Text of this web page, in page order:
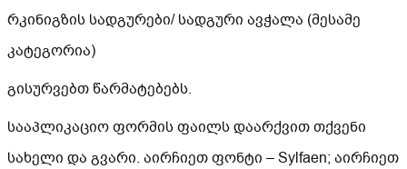
რკინიგზის სადგურები/ სადგური ავჭალა (მესამე
კატეგორია)
გისურვებთ წარმატებებს.
სააპლიკაციო ფორმის ფაილს დაარქვით თქვენი
სახელი და გვარი. აირჩიეთ ფონტი – Sylfaen; აირჩიეთ